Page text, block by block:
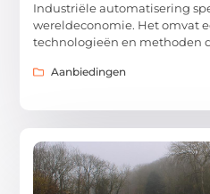
Industriële automatisering
wereldeconomie. Het omvat
technologieën en methoden
Aanbiedingen